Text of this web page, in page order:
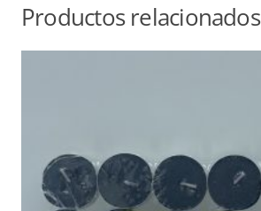
Productos relacionados